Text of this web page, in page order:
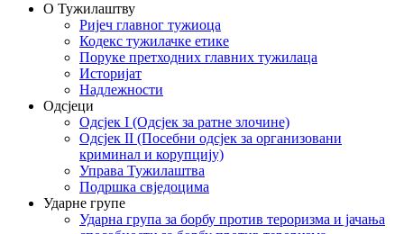
О Тужилаштву
Ријеч главног тужиоца
Кодекс тужилачке етике
Поруке претходних главних тужилаца
Историјат
Надлежности
Одсјеци
Одсјек I (Одсјек за ратне злочине)
Одсјек II (Посебни одсјек за организовани
криминал и корупцију)
Управа Тужилаштва
Подршка свједоцима
Ударне групе
Ударна група за борбу против тероризма и јачања